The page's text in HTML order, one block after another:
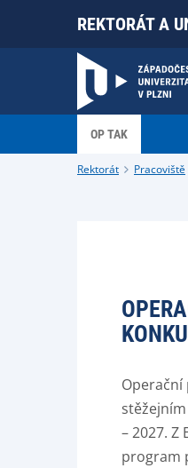
REKTORÁT A
OP TAK
Rektorát Pracoviště
Operační
– 2027.
program